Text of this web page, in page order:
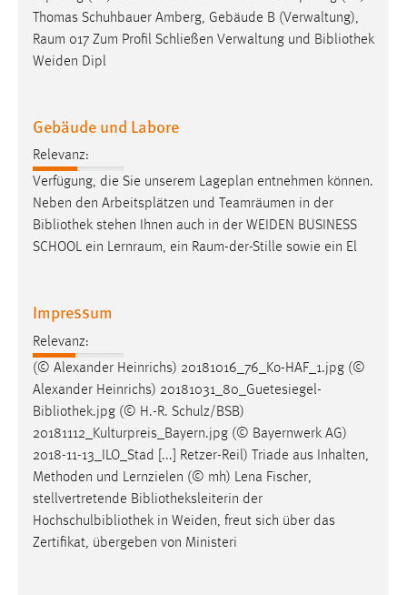
Thomas Schuhbauer Amberg, Gebäude B (Verwaltung),
Raum 017 Zum Profil Schließen Verwaltung und Bibliothek
Weiden Dipl
Gebäude und Labore
Relevanz:
Verfügung, die Sie unserem Lageplan entnehmen können.
Neben den Arbeitsplätzen und Teamräumen in der
Bibliothek stehen Ihnen auch in der WEIDEN BUSINESS
SCHOOL ein Lernraum, ein Raum-der-Stille sowie ein El
Impressum
Relevanz:
(© Alexander Heinrichs) 20181016_76_Ko-HAF_1.jpg (©
Alexander Heinrichs) 20181031_80_Guetesiegel-
Bibliothek.jpg (© H.-R. Schulz/BSB)
20181112_Kulturpreis_Bayern.jpg (© Bayernwerk AG)
2018-11-13_ILO_Stad [...] Retzer-Reil) Triade aus Inhalten,
Methoden und Lernzielen (© mh) Lena Fischer,
stellvertretende Bibliotheksleiterin der
Hochschulbibliothek in Weiden, freut sich über das
Zertifikat, übergeben von Ministeri